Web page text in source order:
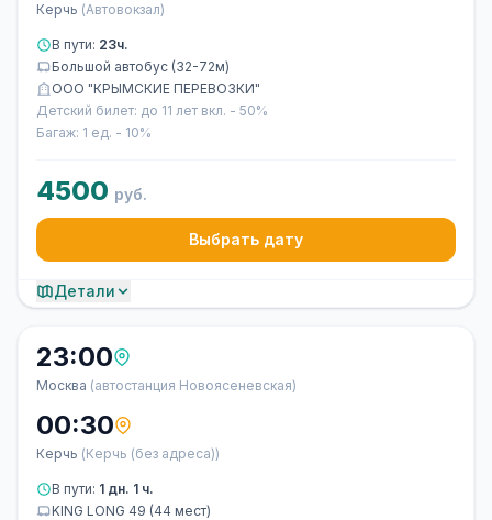
Керчь (Автовокзал)
В пути: 23ч.
Большой автобус (32-72м)
ООО "КРЫМСКИЕ ПЕРЕВОЗКИ"
Детский билет: до 11 лет вкл. - 50%
Багаж: 1 ед. - 10%
4500 руб.
Выбрать дату
Детали
23:00
Москва (автостанция Новоясеневская)
00:30
Керчь (Керчь (без адреса))
В пути: 1 дн. 1 ч.
KING LONG 49 (44 мест)